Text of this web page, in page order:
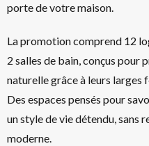
porte de votre maison.
La promotion comprend 12
2 salles de bain, conçus pour
naturelle grâce à leurs
Des espaces pensés pour
un style de vie détendu, sans
moderne.